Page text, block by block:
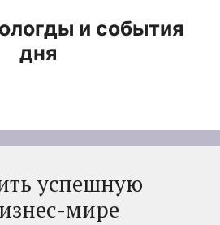
и события
дня
успешную
мире